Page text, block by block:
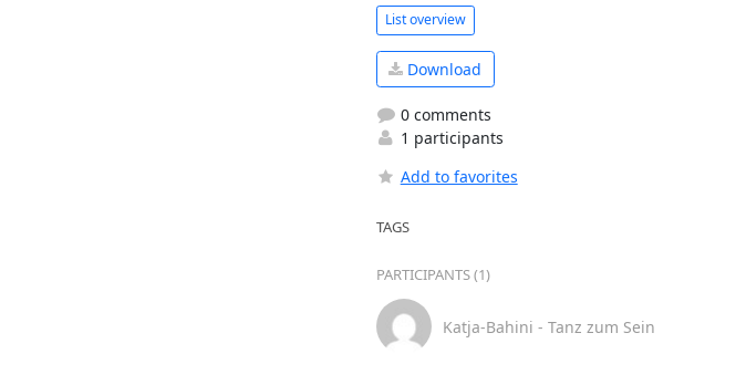
List overview
Download
0 comments
1 participants
Add to favorites
TAGS
PARTICIPANTS (1)
Katja-Bahini - Tanz zum Sein